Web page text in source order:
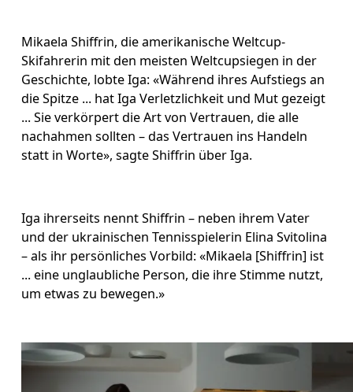
Mikaela Shiffrin, die amerikanische Weltcup-
Skifahrerin mit den meisten Weltcupsiegen in der
Geschichte, lobte Iga: «Während ihres Aufstiegs an
die Spitze ... hat Iga Verletzlichkeit und Mut gezeigt
... Sie verkörpert die Art von Vertrauen, die alle
nachahmen sollten – das Vertrauen ins Handeln
statt in Worte», sagte Shiffrin über Iga.
Iga ihrerseits nennt Shiffrin – neben ihrem Vater
und der ukrainischen Tennisspielerin Elina Svitolina
– als ihr persönliches Vorbild: «Mikaela [Shiffrin] ist
... eine unglaubliche Person, die ihre Stimme nutzt,
um etwas zu bewegen.»